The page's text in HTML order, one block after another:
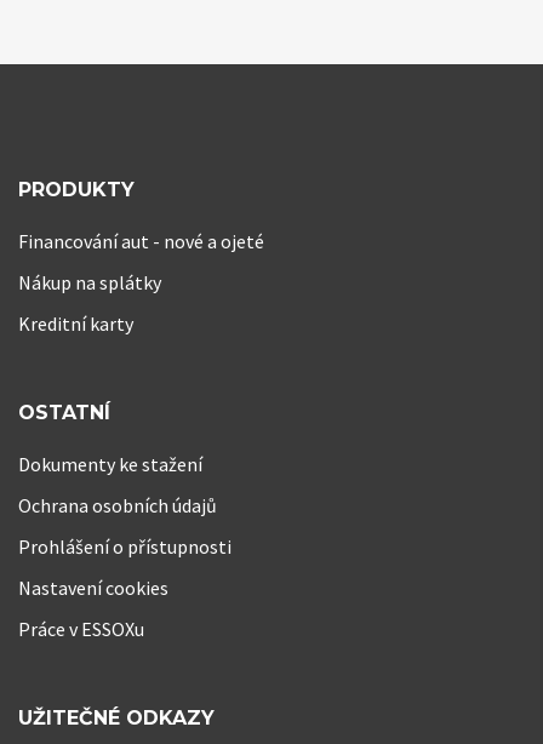
PRODUKTY
Financování aut - nové a ojeté
Nákup na splátky
Kreditní karty
OSTATNÍ
Dokumenty ke stažení
Ochrana osobních údajů
Prohlášení o přístupnosti
Nastavení cookies
Práce v ESSOXu
UŽITEČNÉ ODKAZY